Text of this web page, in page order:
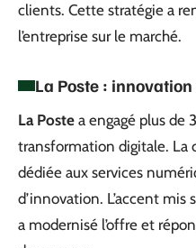
clients. Cette stratégie a
l’entreprise sur le marché.
La Poste :
La Poste a engagé plus de
transformation digitale. La
dédiée aux services
d’innovation. L’accent mis
a modernisé l’offre et